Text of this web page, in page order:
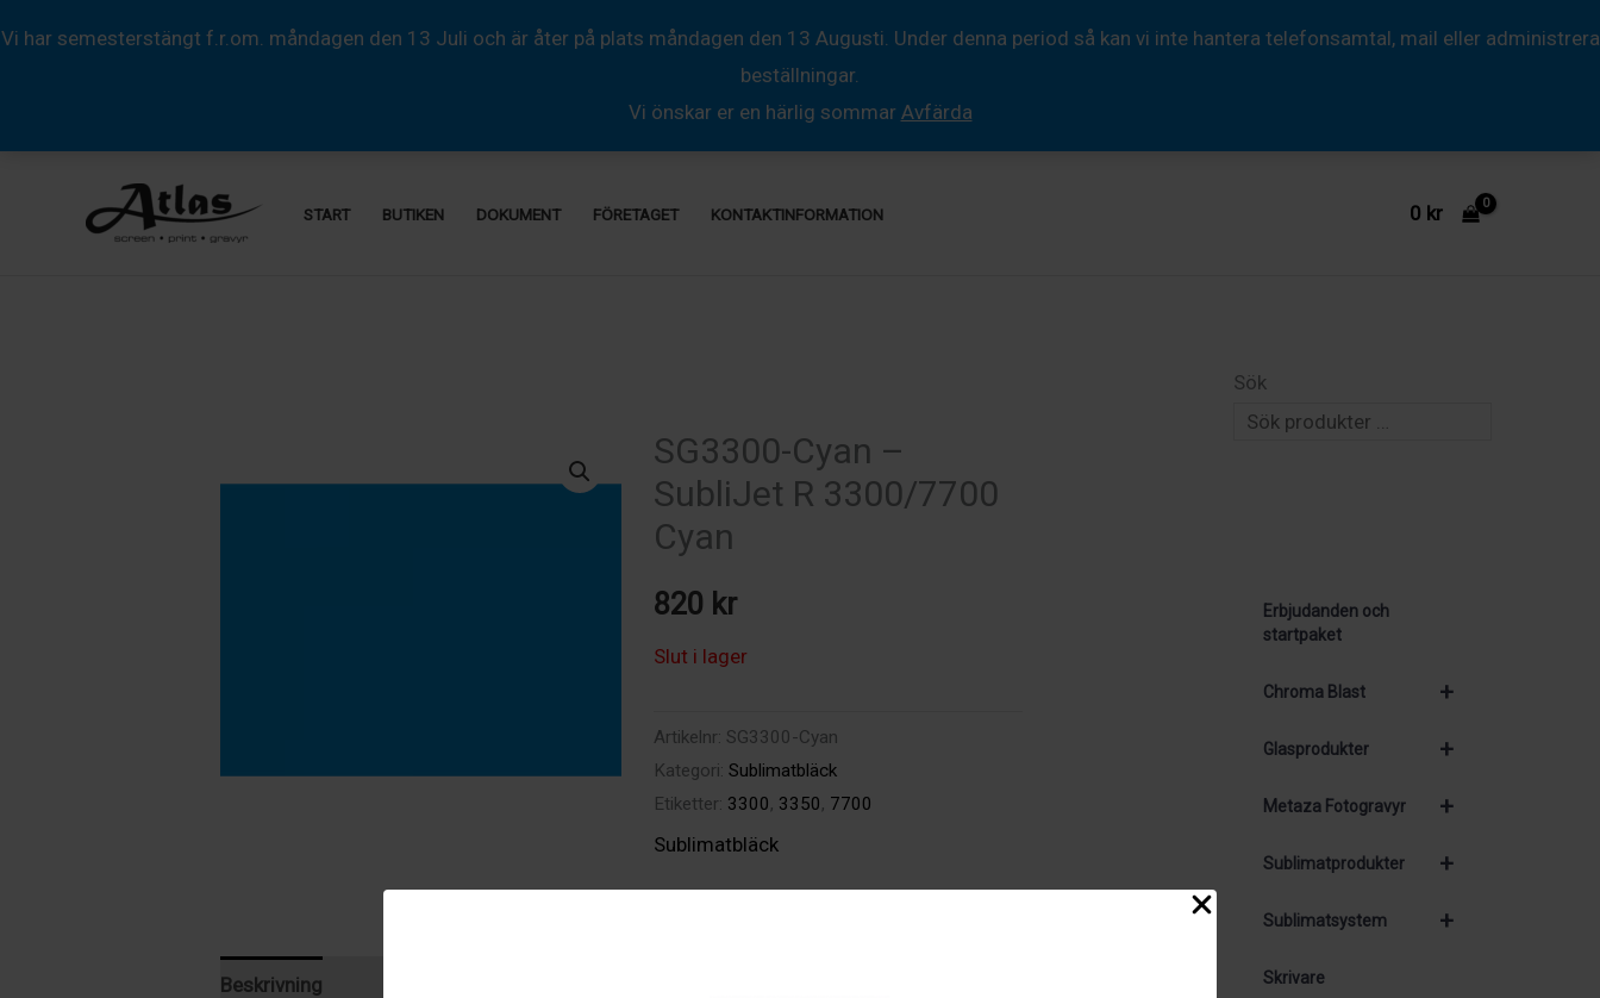
Vi har semesterstängt f.r.om. måndagen den 13 Juli och är åter på plats måndagen den 13 Augusti. Under denna period så kan vi inte hantera telefonsamtal, mail eller administrera
beställningar.
Vi önskar er en härlig sommar Avfärda
START BUTIKEN DOKUMENT FÖRETAGET KONTAKTINFORMATION 0 kr
SG3300-Cyan –
SubliJet R 3300/7700
Cyan
820 kr
Slut i lager
Artikelnr: SG3300-Cyan
Kategori: Sublimatbläck
Etiketter: 3300, 3350, 7700
Sublimatbläck
Beskrivning
Sök
Erbjudanden och
startpaket
+
Chroma Blast
+
Glasprodukter
+
Metaza Fotogravyr
+
Sublimatprodukter
+
Sublimatsystem
Skrivare